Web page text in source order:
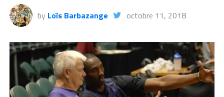
by Loïs Barbazange octobre 11, 2018